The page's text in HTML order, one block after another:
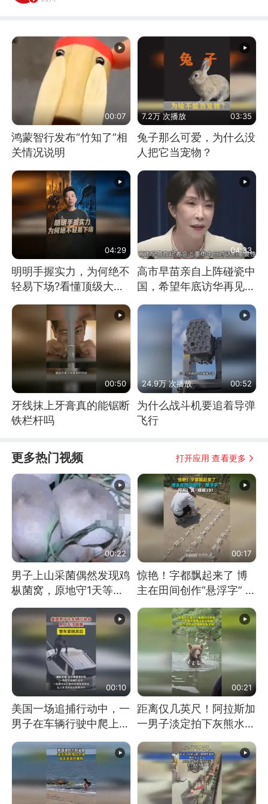
00:07
鸿蒙智行发布“竹知了”相
关情况说明
7.2万 次播放 03:35
兔子那么可爱，为什么没
人把它当宠物？
04:29
明明手握实力，为何绝不
轻易下场?看懂顶级大国
04:33
高市早苗亲自上阵碰瓷中
国，希望年底访华再见中
00:50
牙线抹上牙膏真的能锯断
铁栏杆吗
24.9万 次播放 00:52
为什么战斗机要追着导弹
飞行
更多热门视频 打开应用 查看更多
00:22
男子上山采菌偶然发现鸡
枞菌窝，原地守1天等它
长大：挖了140多朵
00:17
惊艳！字都飘起来了 博
主在田间创作“悬浮字” 网
友：真·裸眼3D！
00:10
美国一场追捕行动中，一
男子在车辆行驶中爬上车
顶跳舞。（新京报）
00:21
距离仅几英尺！阿拉斯加
一男子淡定拍下灰熊水中
捕食鲑鱼全程